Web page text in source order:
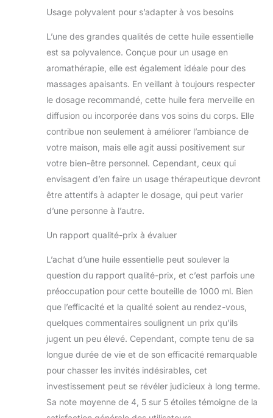
Usage polyvalent pour s’adapter à vos besoins
L’une des grandes qualités de cette huile essentielle
est sa polyvalence. Conçue pour un usage en
aromathérapie, elle est également idéale pour des
massages apaisants. En veillant à toujours respecter
le dosage recommandé, cette huile fera merveille en
diffusion ou incorporée dans vos soins du corps. Elle
contribue non seulement à améliorer l’ambiance de
votre maison, mais elle agit aussi positivement sur
votre bien-être personnel. Cependant, ceux qui
envisagent d’en faire un usage thérapeutique devront
être attentifs à adapter le dosage, qui peut varier
d’une personne à l’autre.
Un rapport qualité-prix à évaluer
L’achat d’une huile essentielle peut soulever la
question du rapport qualité-prix, et c’est parfois une
préoccupation pour cette bouteille de 1000 ml. Bien
que l’efficacité et la qualité soient au rendez-vous,
quelques commentaires soulignent un prix qu’ils
jugent un peu élevé. Cependant, compte tenu de sa
longue durée de vie et de son efficacité remarquable
pour chasser les invités indésirables, cet
investissement peut se révéler judicieux à long terme.
Sa note moyenne de 4, 5 sur 5 étoiles témoigne de la